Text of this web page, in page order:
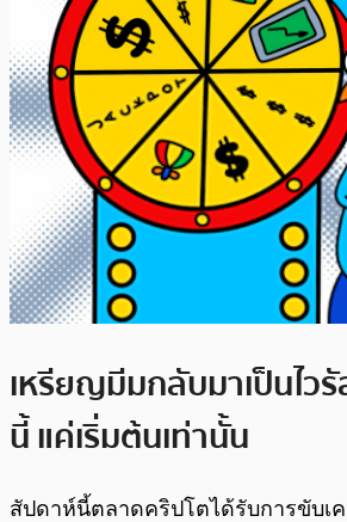
เหรียญมีมกลับมาเป็นไว
นี้ แค่เริ่มต้นเท่านั้น
สัปดาห์นี้ตลาดคริปโตได้รับการขับเ